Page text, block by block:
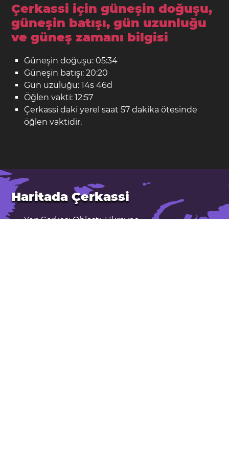
Çerkassi için güneşin doğuşu,
güneşin batışı, gün uzunluğu
ve güneş zamanı bilgisi
Güneşin doğuşu: 05:34
Güneşin batışı: 20:20
Gün uzuluğu: 14s 46d
Öğlen vakti: 12:57
Çerkassi daki yerel saat 57 dakika ötesinde
öğlen vaktidir.
Haritada Çerkassi
Yer: Çerkası Oblastı, Ukrayna